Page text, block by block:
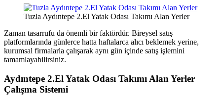
Tuzla Aydıntepe 2.El Yatak Odası Takımı Alan Yerler
Zaman tasarrufu da önemli bir faktördür. Bireysel satış
platformlarında günlerce hatta haftalarca alıcı beklemek yerine,
kurumsal firmalarla çalışarak aynı gün içinde satış işlemini
tamamlayabilirsiniz.
Aydıntepe 2.El Yatak Odası Takımı Alan Yerler
Çalışma Sistemi